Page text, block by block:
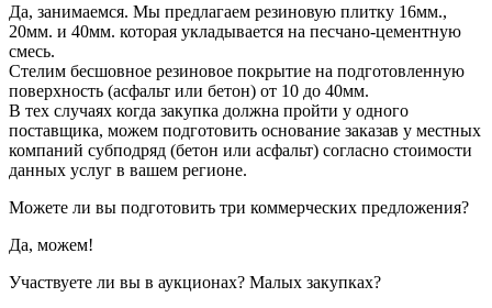
Да, занимаемся. Мы предлагаем резиновую плитку 16мм.,
20мм. и 40мм. которая укладывается на песчано-цементную
смесь.
Стелим бесшовное резиновое покрытие на подготовленную
поверхность (асфальт или бетон) от 10 до 40мм.
В тех случаях когда закупка должна пройти у одного
поставщика, можем подготовить основание заказав у местных
компаний субподряд (бетон или асфальт) согласно стоимости
данных услуг в вашем регионе.
Можете ли вы подготовить три коммерческих предложения?
Да, можем!
Участвуете ли вы в аукционах? Малых закупках?